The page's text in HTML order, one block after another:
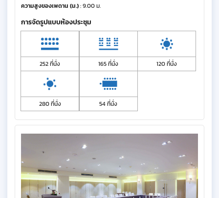
ความสูงของเพดาน (ม.): 9.00 ม.
การจัดรูปแบบห้องประชุม
252 ที่นั่ง 165 ที่นั่ง 120 ที่นั่ง
280 ที่นั่ง 54 ที่นั่ง